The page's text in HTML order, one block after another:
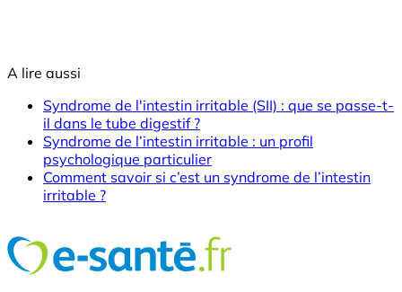
A lire aussi
Syndrome de l'intestin irritable (SII) : que se passe-t-
il dans le tube digestif ?
Syndrome de l’intestin irritable : un profil
psychologique particulier
Comment savoir si c’est un syndrome de l’intestin
irritable ?